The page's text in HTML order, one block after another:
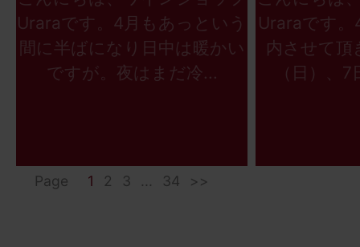
Uraraです。4月もあっという
間に半ばになり日中は暖かい
ですが。夜はまだ冷...
Uraraです。
内させて頂
（日）、
Page 1 2 3 ... 34 >>